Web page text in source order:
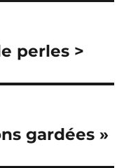
perles >
gardées »